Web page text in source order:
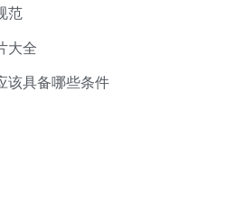
范
大全
该具备哪些条件